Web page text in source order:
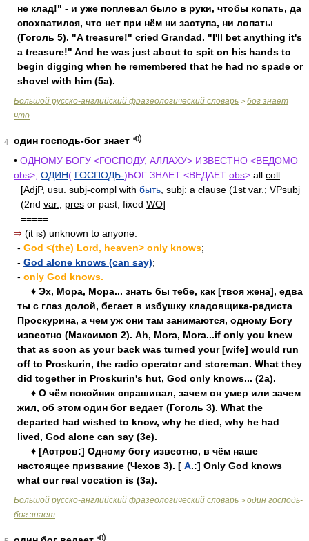
не клад!" - и уже поплевал было в руки, чтобы копать, да
спохватился, что нет при нём ни заступа, ни лопаты
(Гоголь 5). "A treasure!" cried Grandad. "I'll bet anything it's
a treasure!" And he was just about to spit on his hands to
begin digging when he remembered that he had no spade or
shovel with him (5a).
Большой русско-английский фразеологический словарь > бог знает
что
4
один господь-бог знает
• ОДНОМУ БОГУ <ГОСПОДУ, АЛЛАХУ> ИЗВЕСТНО <ВЕДОМО
obs>; ОДИН( ГОСПОДЬ-)БОГ ЗНАЕТ <ВЕДАЕТ obs> all coll
[AdjP, usu. subj-compl with быть subj: a clause (1st var. ; VPsubj
(2nd var. ; pres or past; fixed WO]
=====
⇒ (it is) unknown to anyone:
- God <(the) Lord, heaven> only knows;
- God alone knows (can say);
- only God knows.
♦ Эх, Мора, Мора... знать бы тебе, как [твоя жена], едва
ты с глаз долой, бегает в избушку кладовщика-радиста
Проскурина, а чем уж они там занимаются, одному Богу
известно (Максимов 2). Ah, Mora, Mora...if only you knew
that as soon as your back was turned your [wife] would run
off to Proskurin, the radio operator and storeman. What they
did together in Proskurin's hut, God only knows... (2a).
♦ О чём покойник спрашивал, зачем он умер или зачем
жил, об этом один бог ведает (Гоголь 3). What the
departed had wished to know, why he died, why he had
lived, God alone can say (3e).
♦ [Астров:] Одному богу известно, в чём наше
настоящее призвание (Чехов 3). [ А.:] Only God knows
what our real vocation is (3a).
Большой русско-английский фразеологический словарь > один господь-
бог знает